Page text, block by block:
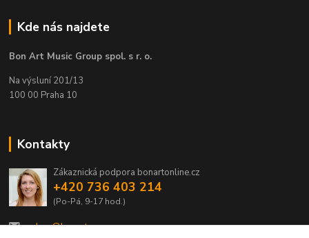
Kde nás najdete
Bon Art Music Group spol. s r. o.
Na výsluní 201/13
100 00 Praha 10
Kontakty
Zákaznická podpora bonartonline.cz
+420 736 403 214
(Po-Pá, 9-17 hod.)
eshop@bonart.cz